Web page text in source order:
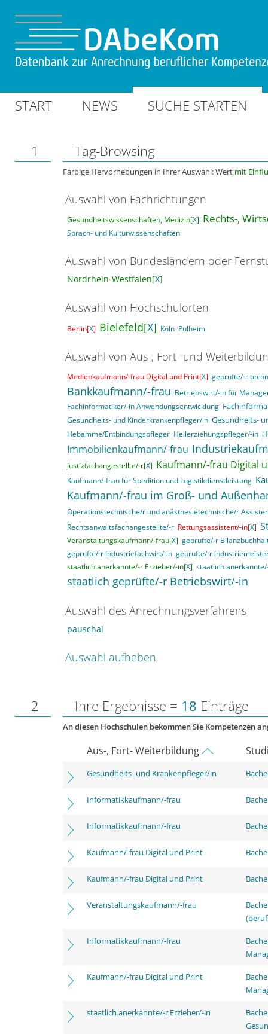
START NEWS SUCHE STARTEN
1 Tag-Browsing
Farbige Hervorhebungen in Ihrer Auswahl: Wert mit
Auswahl von Fachrichtungen
Gesundheitswissenschaften, Medizin[X] Rechts-,
Sprach- und Kulturwissenschaften
Auswahl von Bundesländern oder
Nordrhein-Westfalen[X]
Auswahl von Hochschulorten
Berlin[X] Bielefeld[X] Köln Pulheim
Auswahl von Aus-, Fort- und
Medienkaufmann/-frau Digital und Print[X] geprüfte/-r
Bankkaufmann/-frau Betriebswirt/-in für
Fachinformatiker/-in Anwendungsentwicklung
Gesundheits- und Kinderkrankenpfleger/in Gesundheits-
Hebamme/Entbindungspfleger Heilerziehungspfleger/-in
Immobilienkaufmann/-frau
Justizfachangestellte/-r[X] Kaufmann/-frau Digital
Kaufmann/-frau für Spedition und Logistikdienstleistung
Kaufmann/-frau im Groß- und
Operationstechnische/r und anästhesietechnische/r
Rechtsanwaltsfachangestellte/-r Rettungsassistent/-in[X]
Veranstaltungskaufmann/-frau[X] geprüfte/-r
geprüfte/-r Industriefachwirt/-in geprüfte/-r
staatlich anerkannte/-r Erzieher/-in[X] staatlich
staatlich geprüfte/-r Betriebswirt/-in
Auswahl des Anrechnungsverfahrens
pauschal
Auswahl aufheben
2 Ihre Ergebnisse = 18 Einträge
An diesen Hochschulen bekommen Sie Kompetenzen
Aus-, Fort- Weiterbildung
Gesundheits- und Krankenpfleger/in
Informatikkaufmann/-frau
Informatikkaufmann/-frau
Kaufmann/-frau Digital und Print
Kaufmann/-frau Digital und Print
Veranstaltungskaufmann/-frau
Informatikkaufmann/-frau
Kaufmann/-frau Digital und Print
staatlich anerkannte/-r Erzieher/-in